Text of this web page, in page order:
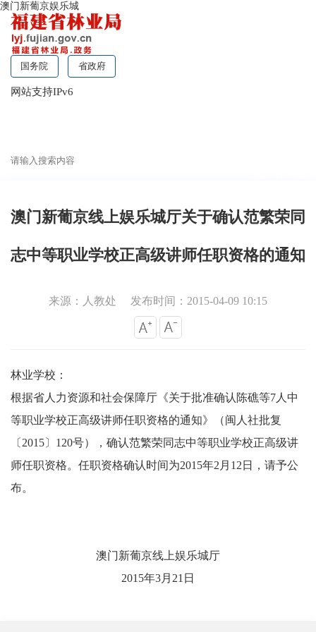
澳门新葡京娱乐城
国务院 省政府
网站支持IPv6
澳门新葡京线上娱乐城厅关于确认范繁荣同
志中等职业学校正高级讲师任职资格的通知
来源：人教处 发布时间：2015-04-09 10:15
林业学校：
根据省人力资源和社会保障厅《关于批准确认陈礁等7人中
等职业学校正高级讲师任职资格的通知》（闽人社批复
〔2015〕120号），确认范繁荣同志中等职业学校正高级讲
师任职资格。任职资格确认时间为2015年2月12日，请予公
布。
澳门新葡京线上娱乐城厅
2015年3月21日